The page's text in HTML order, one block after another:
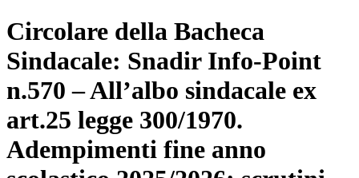
Circolare della Bacheca
Sindacale: Snadir Info-Point
n.570 – All’albo sindacale ex
art.25 legge 300/1970.
Adempimenti fine anno